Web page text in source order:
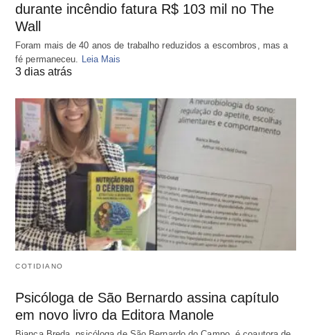
durante incêndio fatura R$ 103 mil no The
Wall
Foram mais de 40 anos de trabalho reduzidos a escombros, mas a
fé permaneceu.
Leia Mais
3 dias atrás
COTIDIANO
Psicóloga de São Bernardo assina capítulo
em novo livro da Editora Manole